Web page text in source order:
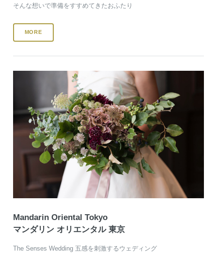
そんな想いで準備をすすめてきたおふたり
MORE
Mandarin Oriental Tokyo
マンダリン オリエンタル 東京
The Senses Wedding 五感を刺激するウェディング